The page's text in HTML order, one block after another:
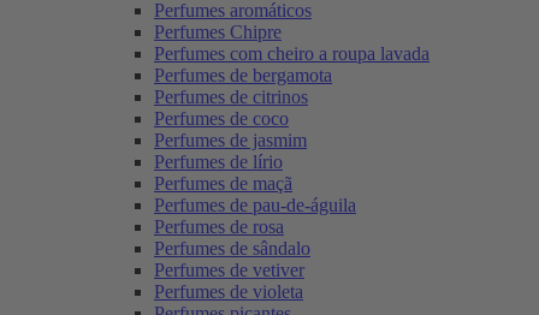
Perfumes aromáticos
Perfumes Chipre
Perfumes com cheiro a roupa lavada
Perfumes de bergamota
Perfumes de citrinos
Perfumes de coco
Perfumes de jasmim
Perfumes de lírio
Perfumes de maçã
Perfumes de pau-de-águila
Perfumes de rosa
Perfumes de sândalo
Perfumes de vetiver
Perfumes de violeta